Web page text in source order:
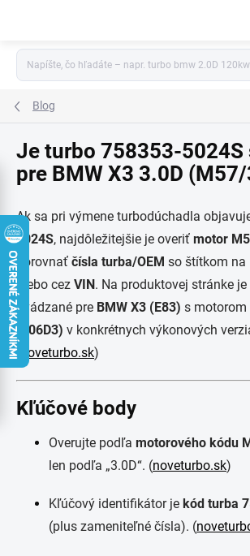
Blog
Je turbo 758353-5024S
pre BMW X3 3.0D
Ak sa pri výmene turbodúchadla
5024S, najdôležitejšie je overiť motor
porovnať čísla turba/OEM so štítkom na
alebo cez VIN. Na produktovej stránke
uvádzané pre BMW X3 (E83) s motorom
(306D3) v konkrétnych výkonových
(
noveturbo.sk)
Kľúčové body
Overujte podľa motorového kódu
len podľa „3.0D“. (noveturbo.sk)
Kľúčový identifikátor je kód turba
(plus zameniteľné čísla). (